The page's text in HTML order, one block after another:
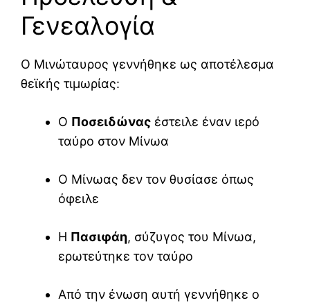
Γενεαλογία
Ο Μινώταυρος γεννήθηκε ως αποτέλεσμα
θεϊκής τιμωρίας:
Ο Ποσειδώνας έστειλε έναν ιερό
ταύρο στον Μίνωα
Ο Μίνωας δεν τον θυσίασε όπως
όφειλε
Η Πασιφάη, σύζυγος του Μίνωα,
ερωτεύτηκε τον ταύρο
Από την ένωση αυτή γεννήθηκε ο